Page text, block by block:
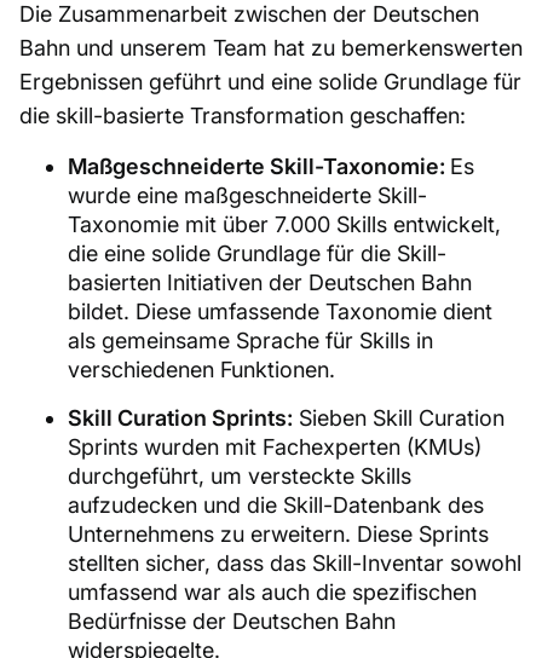
Die Zusammenarbeit zwischen der Deutschen
Bahn und unserem Team hat zu bemerkenswerten
Ergebnissen geführt und eine solide Grundlage für
die skill-basierte Transformation geschaffen:
Maßgeschneiderte Skill-Taxonomie: Es
wurde eine maßgeschneiderte Skill-
Taxonomie mit über 7.000 Skills entwickelt,
die eine solide Grundlage für die Skill-
basierten Initiativen der Deutschen Bahn
bildet. Diese umfassende Taxonomie dient
als gemeinsame Sprache für Skills in
verschiedenen Funktionen.
Skill Curation Sprints: Sieben Skill Curation
Sprints wurden mit Fachexperten (KMUs)
durchgeführt, um versteckte Skills
aufzudecken und die Skill-Datenbank des
Unternehmens zu erweitern. Diese Sprints
stellten sicher, dass das Skill-Inventar sowohl
umfassend war als auch die spezifischen
Bedürfnisse der Deutschen Bahn
widerspiegelte.